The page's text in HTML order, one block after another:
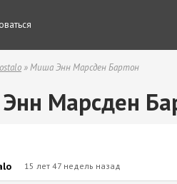
» Миша Энн Марсден Бартон
Марсден
15 лет 47 недель назад